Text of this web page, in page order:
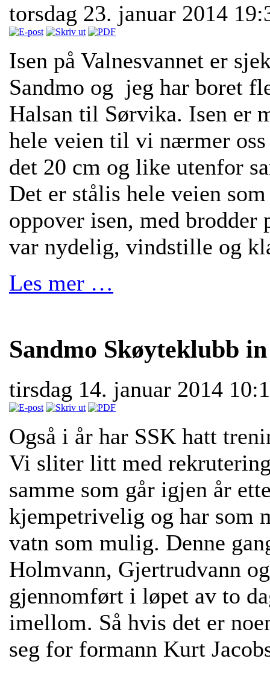
torsdag 23. januar 2014
Isen på Valnesvannet er
Sandmo og jeg har boret
Halsan til Sørvika. Isen er
hele veien til vi nærmer oss
det 20 cm og like utenfor
Det er stålis hele veien
oppover isen, med
var nydelig, vindstille og
Les mer …
Sandmo Skøyteklubb
tirsdag 14. januar 2014
Også i år har SSK hatt
Vi sliter litt med
samme som går igjen år
kjempetrivelig og har som
vatn som mulig. Denne
Holmvann, Gjertrudvann
gjennomført i løpet av to
imellom. Så hvis det er
seg for formann Kurt